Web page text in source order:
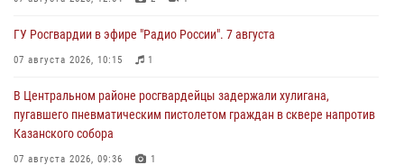
ГУ Росгвардии в эфире "Радио России". 7 августа
07 августа 2026, 10:15 1
В Центральном районе росгвардейцы задержали хулигана,
пугавшего пневматическим пистолетом граждан в сквере напротив
Казанского собора
07 августа 2026, 09:36 1